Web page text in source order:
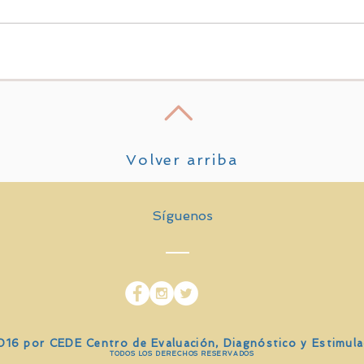
Volver arriba
Síguenos
por CEDE Centro de Evaluación, Diagnóstico y
TODOS LOS DERECHOS RESERVADOS